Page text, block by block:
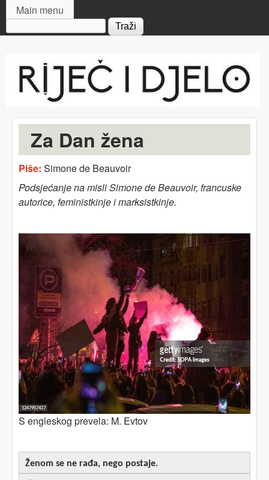
MAIN MENU
Main menu
Search form
i djelo
Za Dan žena
Piše: Simone de Beauvoir
Podsjećanje na misli Simone de Beauvoir, francuske
autorice, feministkinje i marksistkinje.
S engleskog prevela: M. Evtov
Ženom se ne rađa, nego postaje.